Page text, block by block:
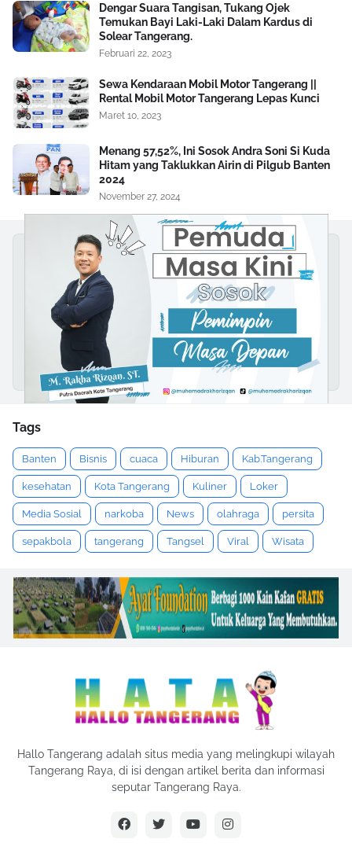
Dengar Suara Tangisan, Tukang Ojek
Temukan Bayi Laki-Laki Dalam Kardus di
Solear Tangerang.
Februari 22, 2023
Sewa Kendaraan Mobil Motor Tangerang ||
Rental Mobil Motor Tangerang Lepas Kunci
Maret 10, 2023
Menang 57,52%, Ini Sosok Andra Soni Si Kuda
Hitam yang Taklukkan Airin di Pilgub Banten
2024
November 27, 2024
Tags
Banten Bisnis cuaca Hiburan Kab.Tangerang
kesehatan Kota Tangerang Kuliner Loker
Media Sosial narkoba News olahraga persita
sepakbola tangerang Tangsel Viral Wisata
Hallo Tangerang adalah situs media yang melingkupi wilayah
Tangerang Raya, di isi dengan artikel berita dan informasi
seputar Tangerang Raya.